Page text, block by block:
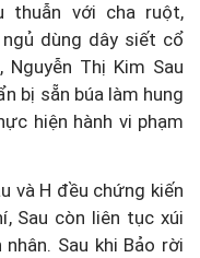
thuẫn với cha ruột,
ngủ dùng dây siết cổ
Thị Kim Sau
bị sẵn búa làm hung
hiện hành vi phạm
và H đều chứng kiến
Sau còn liên tục xúi
Sau khi Bảo rời